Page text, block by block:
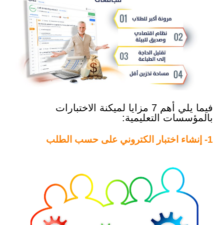
فيما يلي أهم 7 مزايا لميكنة الاختبارات
بالمؤسسات التعليمية:
1- إنشاء اختبار الكتروني على حسب الطلب